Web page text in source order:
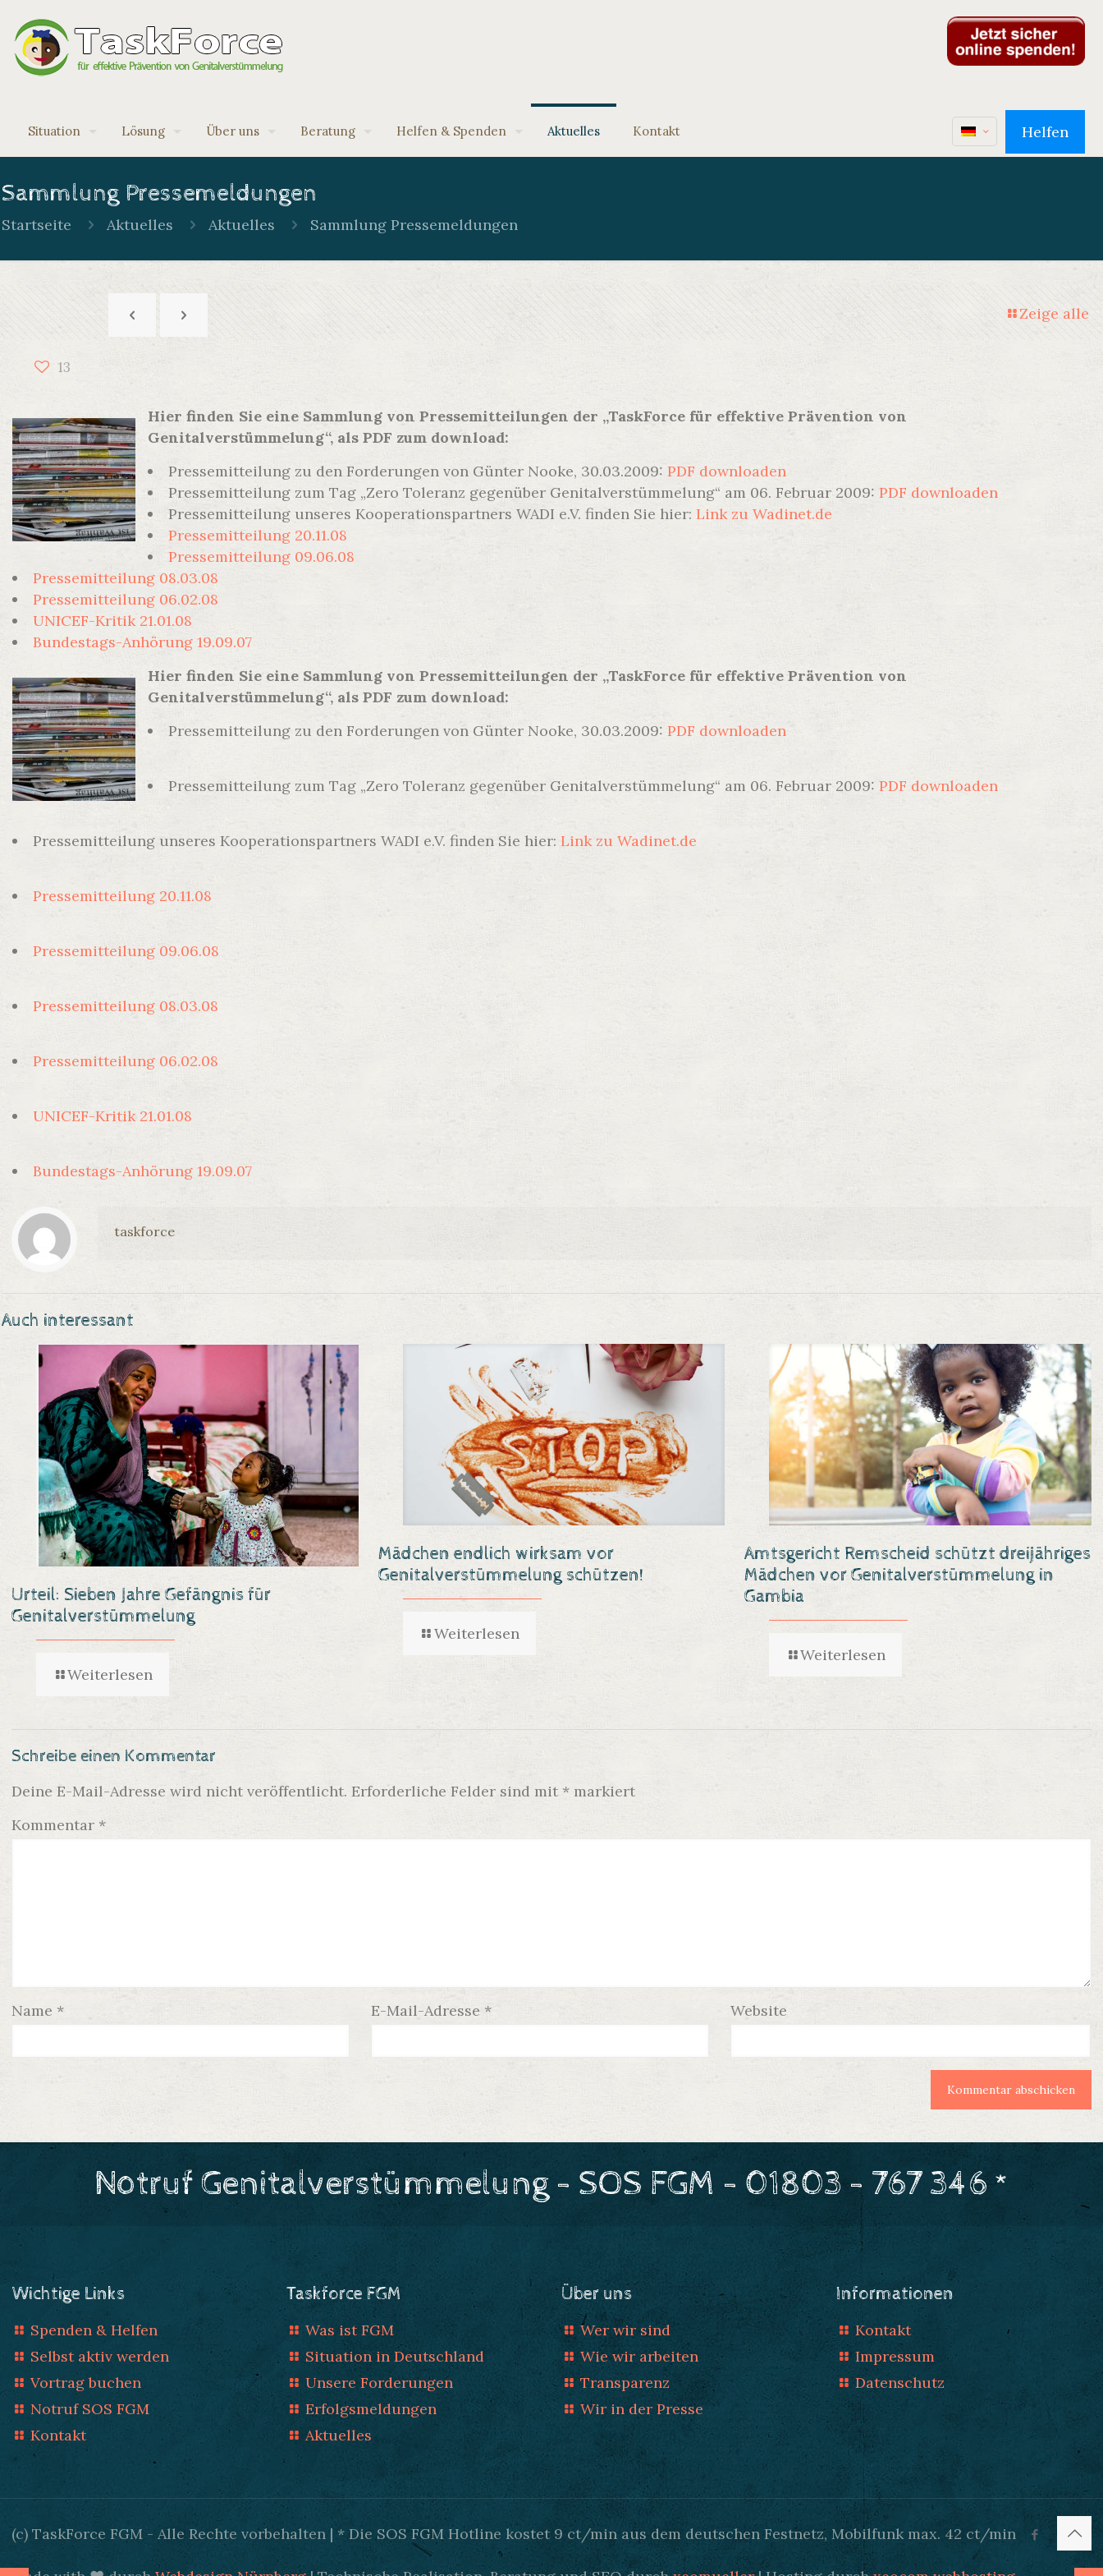
Situation Lösung Über uns Beratung Helfen & Spenden Aktuelles Kontakt Helfen
Sammlung Pressemeldungen
Startseite Aktuelles Aktuelles Sammlung Pressemeldungen
Zeige alle
13
Hier finden Sie eine Sammlung von Pressemitteilungen der „TaskForce für effektive Prävention von
Genitalverstümmelung“, als PDF zum download:
Pressemitteilung zu den Forderungen von Günter Nooke, 30.03.2009:PDF downloaden
Pressemitteilung zum Tag „Zero Toleranz gegenüber Genitalverstümmelung“ am 06. Februar 2009:PDF downloaden
Pressemitteilung unseres Kooperationspartners WADI e.V. finden Sie hier:Link zu Wadinet.de
Pressemitteilung 20.11.08
Pressemitteilung 09.06.08
Pressemitteilung 08.03.08
Pressemitteilung 06.02.08
UNICEF-Kritik 21.01.08
Bundestags-Anhörung 19.09.07
Hier finden Sie eine Sammlung von Pressemitteilungen der „TaskForce für effektive Prävention von
Genitalverstümmelung“, als PDF zum download:
Pressemitteilung zu den Forderungen von Günter Nooke, 30.03.2009:PDF downloaden
Pressemitteilung zum Tag „Zero Toleranz gegenüber Genitalverstümmelung“ am 06. Februar 2009:PDF downloaden
Pressemitteilung unseres Kooperationspartners WADI e.V. finden Sie hier:Link zu Wadinet.de
Pressemitteilung 20.11.08
Pressemitteilung 09.06.08
Pressemitteilung 08.03.08
Pressemitteilung 06.02.08
UNICEF-Kritik 21.01.08
Bundestags-Anhörung 19.09.07
taskforce
Auch interessant
Urteil: Sieben Jahre Gefängnis für
Genitalverstümmelung
Weiterlesen
Mädchen endlich wirksam vor
Genitalverstümmelung schützen!
Weiterlesen
Amtsgericht Remscheid schützt dreijähriges
Mädchen vor Genitalverstümmelung in
Gambia
Weiterlesen
Schreibe einen Kommentar
Deine E-Mail-Adresse wird nicht veröffentlicht. Erforderliche Felder sind mit * markiert
Kommentar *
Name * E-Mail-Adresse * Website
Notruf Genitalverstümmelung - SOS FGM - 01803 - 767 346 *
Wichtige Links
Spenden & Helfen
Selbst aktiv werden
Vortrag buchen
Notruf SOS FGM
Kontakt
Taskforce FGM
Was ist FGM
Situation in Deutschland
Unsere Forderungen
Erfolgsmeldungen
Aktuelles
Über uns
Wer wir sind
Wie wir arbeiten
Transparenz
Wir in der Presse
Informationen
Kontakt
Impressum
Datenschutz
(c) TaskForce FGM - Alle Rechte vorbehalten | * Die SOS FGM Hotline kostet 9 ct/min aus dem deutschen Festnetz, Mobilfunk max. 42 ct/min